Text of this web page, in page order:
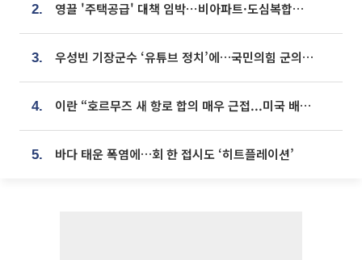
2. 영끌 '주택공급' 대책 임박⋯비아파트·도심복합까지 총동원
3. 우성빈 기장군수 ‘유튜브 정치’에…국민의힘 군의원들 집단 반발
4. 이란 “호르무즈 새 항로 합의 매우 근접...미국 배상 먼저”
5. 바다 태운 폭염에…회 한 접시도 ‘히트플레이션’